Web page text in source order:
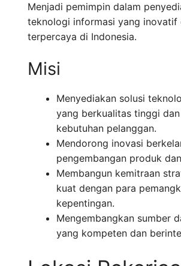
Menjadi pemimpin dalam
teknologi informasi yang inovatif
terpercaya di Indonesia.
Misi
Menyediakan solusi
yang berkualitas tinggi dan
kebutuhan pelanggan.
Mendorong inovasi
pengembangan produk
Membangun kemitraan
kuat dengan para
kepentingan.
Mengembangkan sumber
yang kompeten dan